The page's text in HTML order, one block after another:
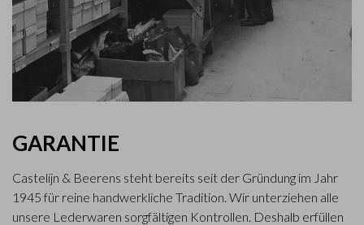
GARANTIE
Castelijn & Beerens steht bereits seit der Gründung im Jahr
1945 für reine handwerkliche Tradition. Wir unterziehen alle
unsere Lederwaren sorgfältigen Kontrollen. Deshalb erfüllen